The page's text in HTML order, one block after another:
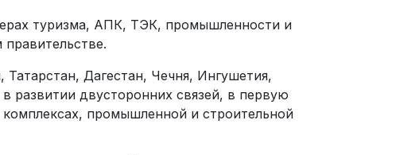
туризма, АПК, ТЭК, промышленности и
Дагестан, Чечня, Ингушетия,
развитии двусторонних связей, в первую
промышленной и строительной